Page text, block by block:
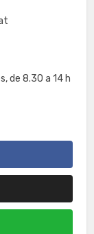
de 8.30 a 14 h